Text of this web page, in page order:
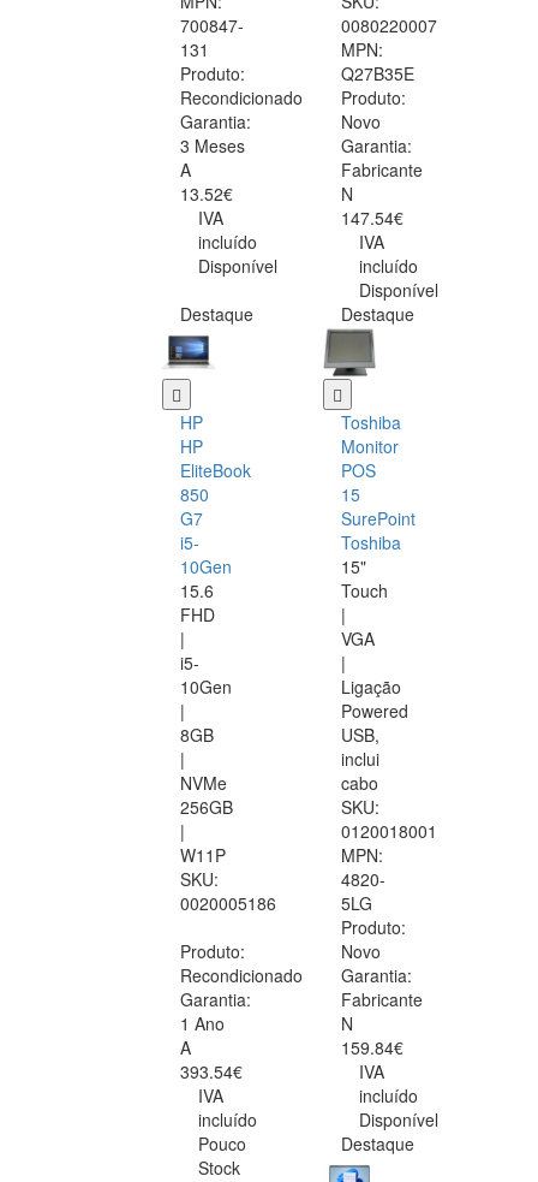
700847-
131
Produto:
Recondicionado
Garantia:
3 Meses
A
13.52€
IVA
incluído
Disponível
0080220007
MPN:
Q27B35E
Produto:
Novo
Garantia:
Fabricante
N
147.54€
IVA
incluído
Disponível
Destaque
HP
HP
EliteBook
850
G7
i5-
10Gen
15.6
FHD
|
i5-
10Gen
|
8GB
|
NVMe
256GB
|
W11P
SKU:
0020005186
Produto:
Recondicionado
Garantia:
1 Ano
A
393.54€
IVA
incluído
Pouco
Stock
Destaque
Toshiba
Monitor
POS
15
SurePoint
Toshiba
15"
Touch
|
VGA
|
Ligação
Powered
USB,
inclui
cabo
SKU:
0120018001
MPN:
4820-
5LG
Produto:
Novo
Garantia:
Fabricante
N
159.84€
IVA
incluído
Disponível
Destaque